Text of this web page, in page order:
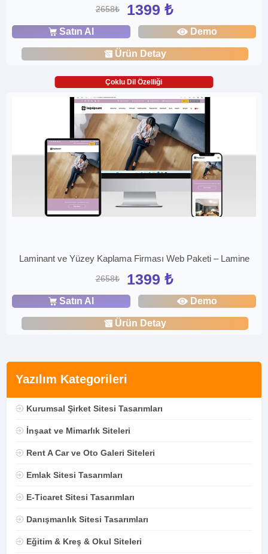
Yazılım Kategorileri
Kurumsal Şirket Sitesi Tasarımları
İnşaat ve Mimarlık Siteleri
Rent A Car ve Oto Galeri Siteleri
Emlak Sitesi Tasarımları
E-Ticaret Sitesi Tasarımları
Danışmanlık Sitesi Tasarımları
Eğitim & Kreş & Okul Siteleri
2658₺ 1399 ₺
Satın Al Demo
Ürün Detay
Çoklu Dil Özelliği
Laminant ve Yüzey Kaplama Firması Web Paketi – Lamine
2658₺ 1399 ₺
Satın Al Demo
Ürün Detay